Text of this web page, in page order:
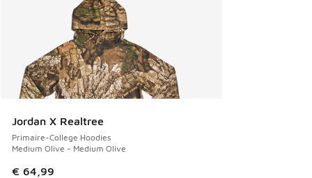
Jordan X Realtree
Primaire-College Hoodies
Medium Olive - Medium Olive
€ 64,99